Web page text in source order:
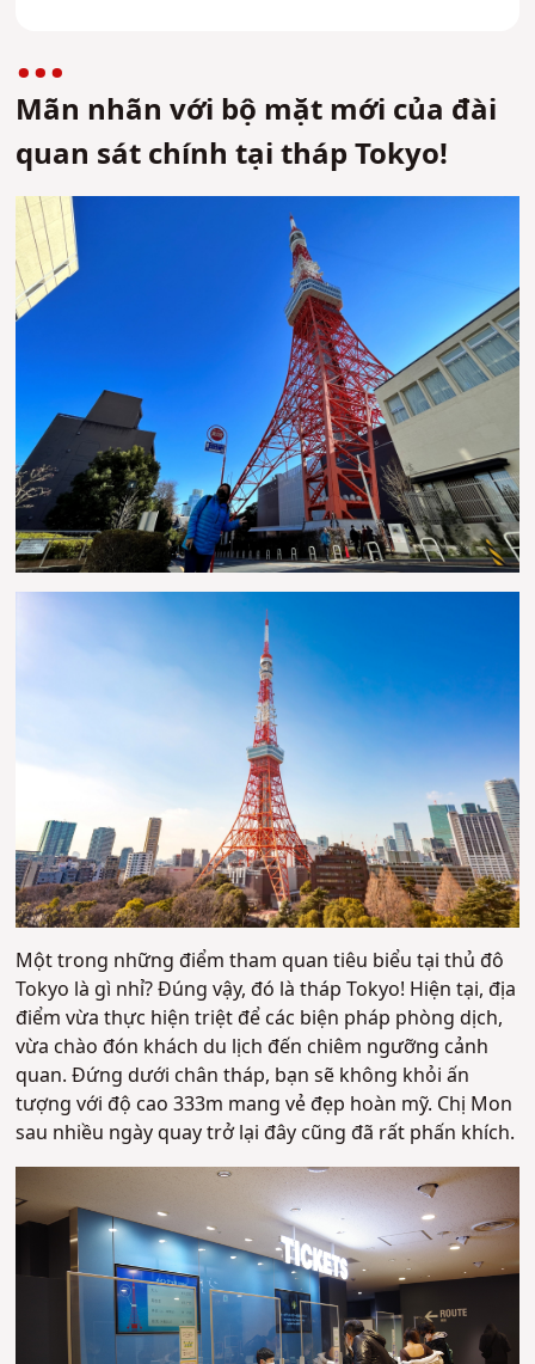
Mãn nhãn với bộ mặt mới của đài
quan sát chính tại tháp Tokyo!
Một trong những điểm tham quan tiêu biểu tại thủ đô
Tokyo là gì nhỉ? Đúng vậy, đó là tháp Tokyo! Hiện tại, địa
điểm vừa thực hiện triệt để các biện pháp phòng dịch,
vừa chào đón khách du lịch đến chiêm ngưỡng cảnh
quan. Đứng dưới chân tháp, bạn sẽ không khỏi ấn
tượng với độ cao 333m mang vẻ đẹp hoàn mỹ. Chị Mon
sau nhiều ngày quay trở lại đây cũng đã rất phấn khích.